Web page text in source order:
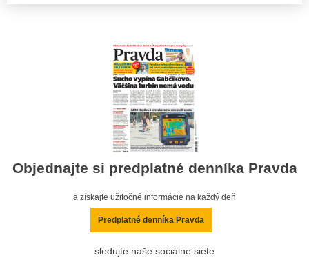
Objednajte si predplatné denníka Pravda
a získajte užitočné informácie na každý deň
Predplatné denníka Pravda
sledujte naše sociálne siete